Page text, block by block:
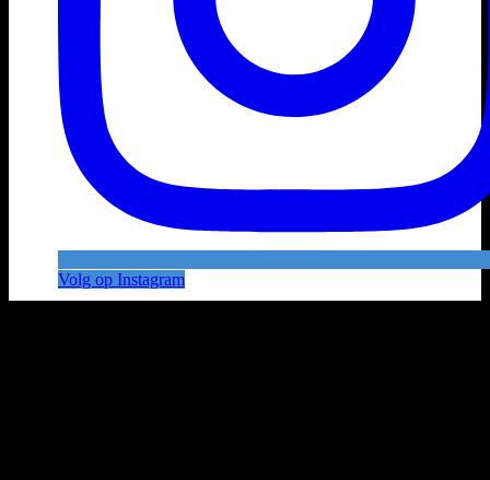
Volg op Instagram